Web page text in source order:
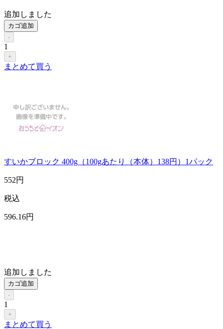
追加しました
カゴ追加
-
1
+
まとめて買う
すいかブロック 400g（100gあたり（本体）138円）1パック
552円
税込
596.16円
追加しました
カゴ追加
-
1
+
まとめて買う